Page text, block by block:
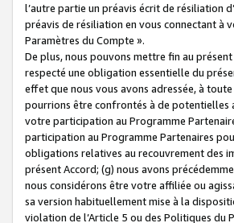
l’autre partie un préavis écrit de résiliation
préavis de résiliation en vous connectant à
Paramètres du Compte ».
De plus, nous pouvons mettre fin au
respecté une obligation essentielle du
effet que nous vous avons adressée, à
pourrions être confrontés à de potentielles
votre participation au Programme
participation au Programme Partenaires
obligations relatives au recouvrement des
présent Accord; (g) nous avons
nous considérons être votre affiliée ou
sa version habituellement mise à la
violation de l’Article 5 ou des Politiques du